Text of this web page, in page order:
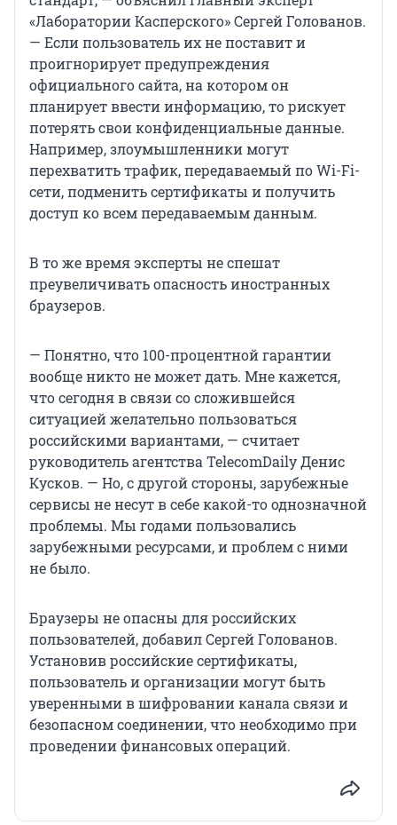
«Лаборатории Касперского» Сергей Голованов.
— Если пользователь их не поставит и
проигнорирует предупреждения
официального сайта, на котором он
планирует ввести информацию, то рискует
потерять свои конфиденциальные данные.
Например, злоумышленники могут
перехватить трафик, передаваемый по Wi-Fi-
сети, подменить сертификаты и получить
доступ ко всем передаваемым данным.
В то же время эксперты не спешат
преувеличивать опасность иностранных
браузеров.
— Понятно, что 100-процентной гарантии
вообще никто не может дать. Мне кажется,
что сегодня в связи со сложившейся
ситуацией желательно пользоваться
российскими вариантами, — считает
руководитель агентства TelecomDaily Денис
Кусков. — Но, с другой стороны, зарубежные
сервисы не несут в себе какой-то однозначной
проблемы. Мы годами пользовались
зарубежными ресурсами, и проблем с ними
не было.
Браузеры не опасны для российских
пользователей, добавил Сергей Голованов.
Установив российские сертификаты,
пользователь и организации могут быть
уверенными в шифровании канала связи и
безопасном соединении, что необходимо при
проведении финансовых операций.